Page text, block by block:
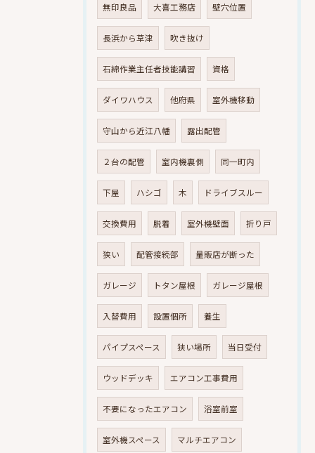
無印良品 大喜工務店 壁穴位置
長浜から草津 吹き抜け
石綿作業主任者技能講習 資格
ダイワハウス 他府県 室外機移動
守山から近江八幡 露出配管
２台の配管 室内機裏側 同一町内
下屋 ハシゴ 木 ドライブスルー
交換費用 脱着 室外機壁面 折り戸
狭い 配管接続部 量販店が断った
ガレージ トタン屋根 ガレージ屋根
入替費用 設置個所 養生
パイプスペース 狭い場所 当日受付
ウッドデッキ エアコン工事費用
不要になったエアコン 浴室前室
室外機スペース マルチエアコン